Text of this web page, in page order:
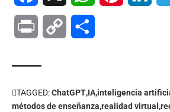
Print Copy
TAGGED:ChatGPT IAinteligencia
métodos de enseñanza realidad virtual